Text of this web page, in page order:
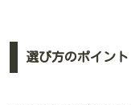
選び方のポイント